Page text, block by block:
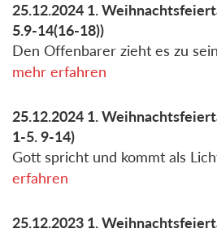
25.12.2024 1.
5.9-14(16-18))
Den Offenbarer zieht es zu
mehr erfahren
25.12.2024 1.
1-5. 9-14)
Gott spricht und kommt als
erfahren
25.12.2023 1.